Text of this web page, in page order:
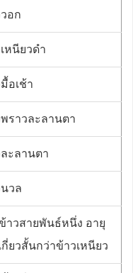
อก
หนียวดำ
อเช้า
ราวละลานตา
ะลานตา
วล
าวสายพันธ์หนึ่ง อายุ
กี่ยวสั้นกว่าข้าวเหนียว